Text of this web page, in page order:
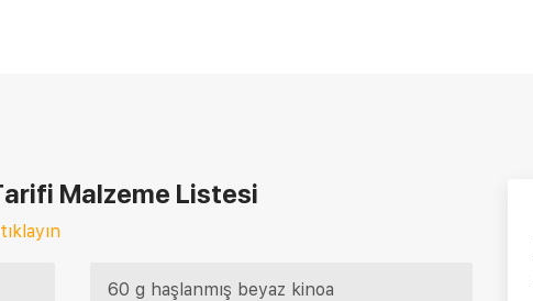
Malzeme Listesi
tıklayın
60 g haşlanmış beyaz kinoa